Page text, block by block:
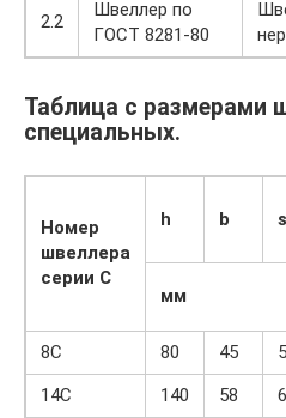
2.2
Швеллер по
ГОСТ 8281-80
Таблица с размерами
специальных.
Номер
швеллера
серии С
h b s
мм
8С 80 45
14С
140 58